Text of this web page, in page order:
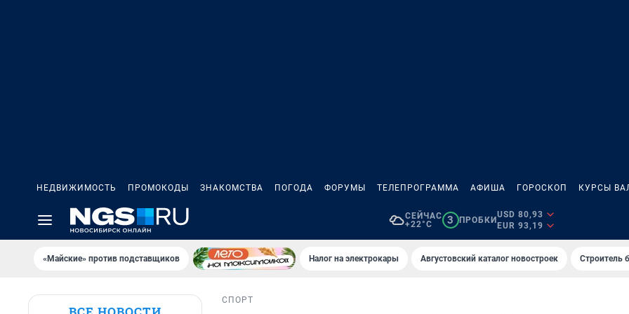
НЕДВИЖИМОСТЬ ПРОМОКОДЫ ЗНАКОМСТВА ПОГОДА ФОРУМЫ ТЕЛЕПРОГРАММА АФИША ГОРОСКОП КУРСЫ
СЕЙЧАС
+22°C
3 ПРОБКИ
USD 80,93
EUR 93,19
«Майские» против подставщиков Налог на электрокары Августовский каталог новостроек Строитель
СПОРТ